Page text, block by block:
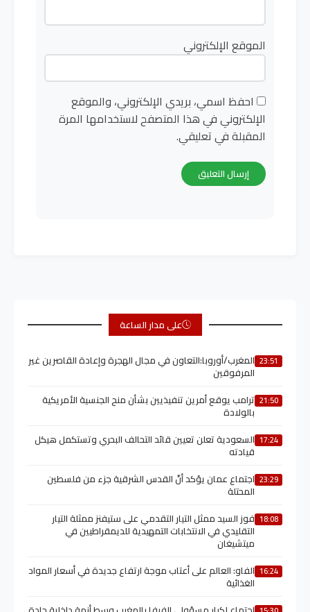
الموقع الإلكتروني
احفظ اسمي، بريدي الإلكتروني، والموقع
الإلكتروني في هذا المتصفح لاستخدامها المرة
المقبلة في تعليقي.
على مدار الساعة
23:51 المغرب/أوروبا:التعاون في مجال الهجرة وإعادة القاصرين غير
المرفوقين
21:50 ترامب يوقع أمرين تنفيذيين بشأن منح الجنسية الأمريكية
بالولادة
17:24 السعودية تعلن تعيين قائد التحالف البحري وتستكمل هيكل
قيادته
23:29 اجتماع عمان يؤكد أنّ القدس الشرقية جزء من فلسطين
المحتلة
18:08 فوز السيد ممثل التيار التقدمي على ستيفنز ممثلة التيار
التقليدي في الانتخابات التمهيدية للديمقراطيين في
ميتشيغان
16:24 الفاو: العالم على أعتاب موجة ارتفاع جديدة في أسعار المواد
الغذائية